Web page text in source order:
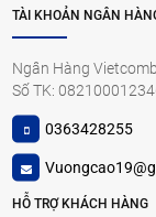
TÀI KHOẢN NGÂN
Ngân Hàng
Số TK:
0363428255
HỖ TRỢ KHÁCH HÀNG